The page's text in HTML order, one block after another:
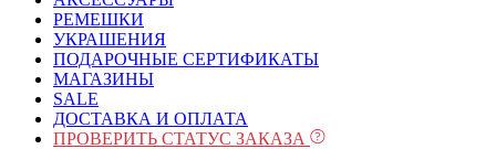
РЕМЕШКИ
УКРАШЕНИЯ
ПОДАРОЧНЫЕ СЕРТИФИКАТЫ
МАГАЗИНЫ
SALE
ДОСТАВКА И ОПЛАТА
ПРОВЕРИТЬ СТАТУС ЗАКАЗА